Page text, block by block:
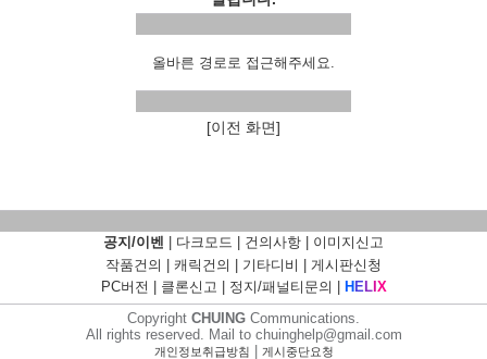
올바른 경로로 접근해주세요.
[이전 화면]
공지/이벤 다크모드 건의사항
이미지신고
작품건의
캐릭건의 기타디비
게시판신청
PC버전
클론신고 정지/패널티문의 H ELI X
Copyright CHUING Communications.
All rights reserved. Mail to chuinghelp@gmail.com
개인정보취급방침 게시중단요청